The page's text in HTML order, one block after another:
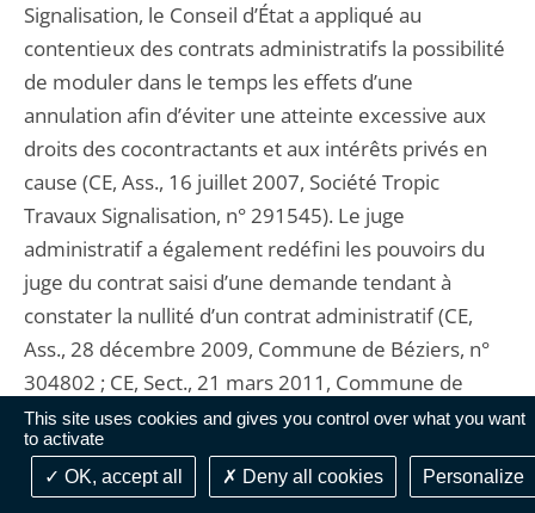
This site uses cookies and gives you control over what you want
to activate
OK, accept all
Deny all cookies Personalize
Signalisation, le Conseil d’État a appliqué au
contentieux des contrats administratifs la possibilité
de moduler dans le temps les effets d’une
annulation afin d’éviter une atteinte excessive aux
droits des cocontractants et aux intérêts privés en
cause (CE, Ass., 16 juillet 2007, Société Tropic
Travaux Signalisation, n° 291545). Le juge
administratif a également redéfini les pouvoirs du
juge du contrat saisi d’une demande tendant à
constater la nullité d’un contrat administratif (CE,
Ass., 28 décembre 2009, Commune de Béziers, n°
304802 ; CE, Sect., 21 mars 2011, Commune de
Béziers, n° 304806).
[13] CE, Ass., 13 juillet 2016, M. Czabaj, n° 387763.